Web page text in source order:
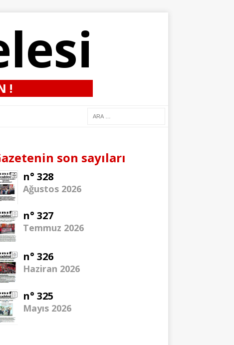
!
son sayıları
n° 328
Ağustos 2026
n° 327
Temmuz 2026
n° 326
Haziran 2026
n° 325
Mayıs 2026